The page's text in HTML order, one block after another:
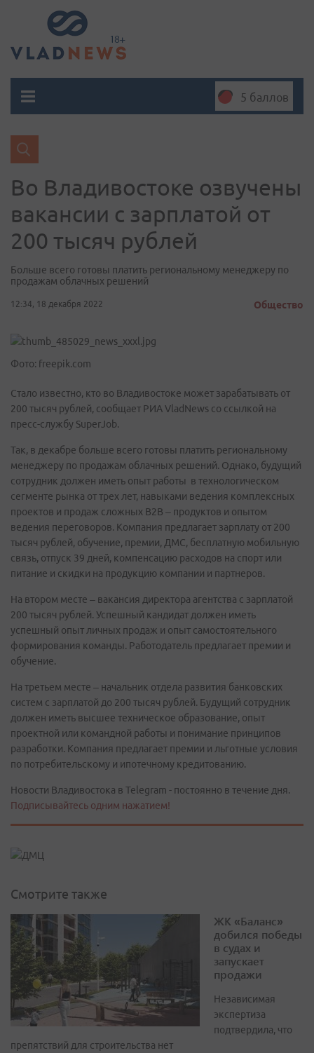
5 баллов
Во Владивостоке озвучены
вакансии с зарплатой от
200 тысяч рублей
Больше всего готовы платить региональному менеджеру по
продажам облачных решений
12:34, 18 декабря 2022 Общество
Фото: freepik.com
Стало известно, кто во Владивостоке может зарабатывать от
200 тысяч рублей, сообщает РИА VladNews со ссылкой на
пресс-службу SuperJob.
Так, в декабре больше всего готовы платить региональному
менеджеру по продажам облачных решений. Однако, будущий
сотрудник должен иметь опыт работы в технологическом
сегменте рынка от трех лет, навыками ведения комплексных
проектов и продаж сложных В2В – продуктов и опытом
ведения переговоров. Компания предлагает зарплату от 200
тысяч рублей, обучение, премии, ДМС, бесплатную мобильную
связь, отпуск 39 дней, компенсацию расходов на спорт или
питание и скидки на продукцию компании и партнеров.
На втором месте – вакансия директора агентства с зарплатой
200 тысяч рублей. Успешный кандидат должен иметь
успешный опыт личных продаж и опыт самостоятельного
формирования команды. Работодатель предлагает премии и
обучение.
На третьем месте – начальник отдела развития банковских
систем с зарплатой до 200 тысяч рублей. Будущий сотрудник
должен иметь высшее техническое образование, опыт
проектной или командной работы и понимание принципов
разработки. Компания предлагает премии и льготные условия
по потребительскому и ипотечному кредитованию.
Новости Владивостока в Telegram - постоянно в течение дня.
Подписывайтесь одним нажатием!
Смотрите также
ЖК «Баланс»
добился победы
в судах и
запускает
продажи
Независимая
экспертиза
подтвердила, что
препятствий для строительства нет